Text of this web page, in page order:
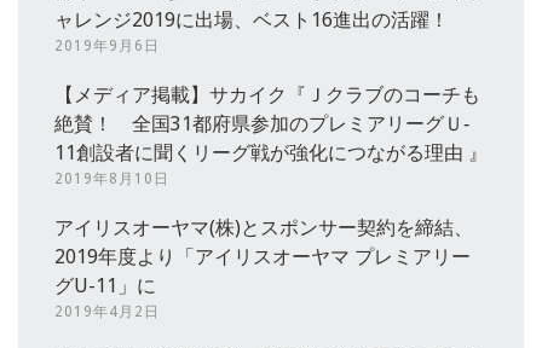
ャレンジ2019に出場、ベスト16進出の活躍！
2019年9月6日
【メディア掲載】サカイク『Ｊクラブのコーチも
絶賛！ 全国31都府県参加のプレミアリーグＵ‐
11創設者に聞くリーグ戦が強化につながる理由 』
2019年8月10日
アイリスオーヤマ(株)とスポンサー契約を締結、
2019年度より「アイリスオーヤマ プレミアリー
グU-11」に
2019年4月2日